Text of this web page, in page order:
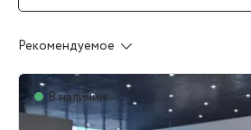
Рекомендуемое
В наличии